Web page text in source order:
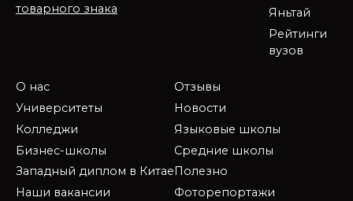
товарного знака
Яньтай
Рейтинги
вузов
О нас
Университеты
Колледжи
Бизнес-школы
Западный диплом в Китае
Наши вакансии
Отзывы
Новости
Языковые школы
Средние школы
Полезно
Фоторепортажи